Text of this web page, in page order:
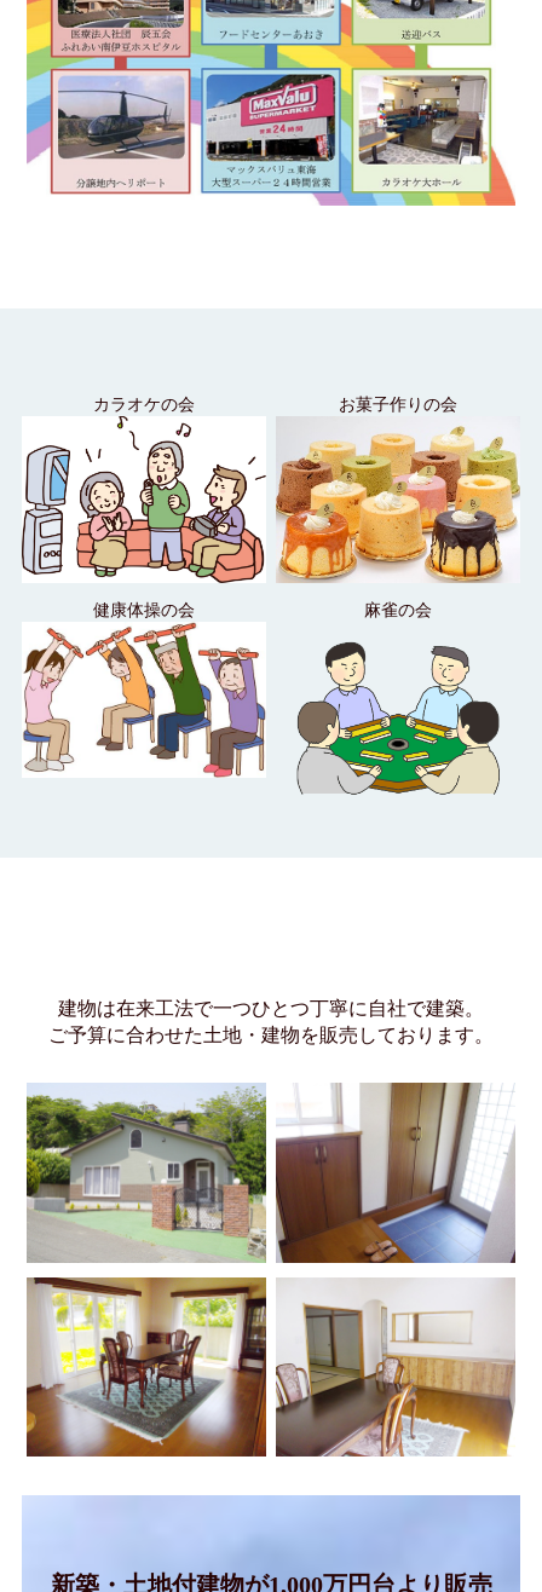
サー
カラオケの会 お菓⼦作りの会
健康体操の会 ⿇雀の会
新築・モ
（10年間
建物は在来工法で一つひとつ丁寧に自社で建築。
ご予算に合わせた土地・建物を販売しております。
新築・土地付建物が1,000万円台より販売